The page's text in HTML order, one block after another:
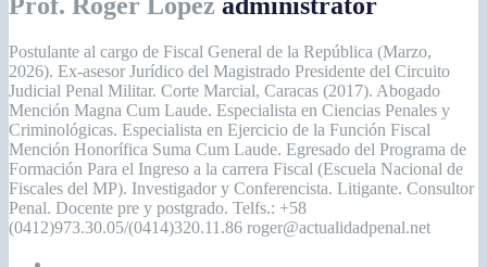
Postulante al cargo de Fiscal General de la República (Marzo,
2026). Ex-asesor Jurídico del Magistrado Presidente del Circuito
Judicial Penal Militar. Corte Marcial, Caracas (2017). Abogado
Mención Magna Cum Laude. Especialista en Ciencias Penales y
Criminológicas. Especialista en Ejercicio de la Función Fiscal
Mención Honorífica Suma Cum Laude. Egresado del Programa de
Formación Para el Ingreso a la carrera Fiscal (Escuela Nacional de
Fiscales del MP). Investigador y Conferencista. Litigante. Consultor
Penal. Docente pre y postgrado. Telfs.: +58
(0412)973.30.05/(0414)320.11.86 roger@actualidadpenal.net